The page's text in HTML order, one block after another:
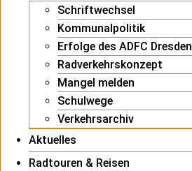
Schriftwechsel
Kommunalpolitik
Erfolge des ADFC Dresden
Radverkehrskonzept
Mangel melden
Schulwege
Verkehrsarchiv
Aktuelles
Radtouren & Reisen